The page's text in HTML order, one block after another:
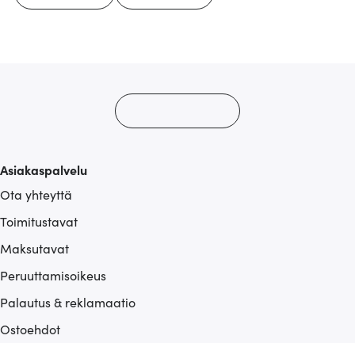
Asiakaspalvelu
Ota yhteyttä
Toimitustavat
Maksutavat
Peruuttamisoikeus
Palautus & reklamaatio
Ostoehdot